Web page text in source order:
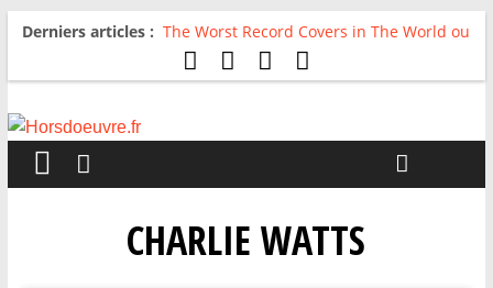
Derniers articles : The Worst Record Covers in The World ou
Comment rire du pire
Avril 2026 : C’est dans les vieux pots
For The First Time, Again : Tyler Ballgame
CHARLIE WATTS